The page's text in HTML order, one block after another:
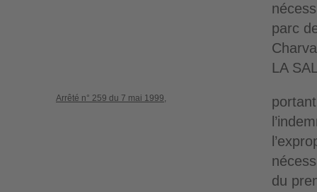
parc
LA
Arrêté n° 259 du 7 mai 1999,
du